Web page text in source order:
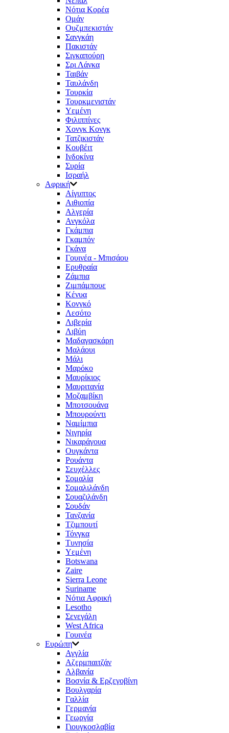
Νότια Κορέα
Ομάν
Ουζμπεκιστάν
Σανγκάη
Πακιστάν
Σιγκαπούρη
Σρι Λάνκα
Ταιβάν
Ταυλάνδη
Τουρκία
Τουρκμενιστάν
Υεμένη
Φιλιππίνες
Χονγκ Κονγκ
Τατζικιστάν
Κουβέιτ
Ινδοκίνα
Συρία
Ισραήλ
Αφρική
Aίγυπτος
Αιθιοπία
Αλγερία
Ανγκόλα
Γκάμπια
Γκαμπόν
Γκάνα
Γουινέα - Μπισάου
Ερυθραία
Ζάμπια
Ζιμπάμπουε
Κένυα
Κονγκό
Λεσότο
Λιβερία
Λιβύη
Μαδαγασκάρη
Μαλάουι
Μάλι
Μαρόκο
Μαυρίκιος
Μαυριτανία
Μοζαμβίκη
Μποτσουάνα
Μπουρούντι
Ναμίμπια
Νιγηρία
Νικαράγουα
Ουγκάντα
Ρουάντα
Σευχέλλες
Σομαλία
Σομαλιλάνδη
Σουαζιλάνδη
Σουδάν
Τανζανία
Τζιμπουτί
Τόνγκα
Τυνησία
Υεμένη
Botswana
Zaire
Sierra Leone
Suriname
Νότια Αφρική
Lesotho
Σενεγάλη
West Africa
Γουινέα
Ευρώπη
Αγγλία
Αζερμπαιτζάν
Αλβανία
Βοσνία & Ερζεγοβίνη
Βουλγαρία
Γαλλία
Γερμανία
Γεωργία
Γιουγκοσλαβία